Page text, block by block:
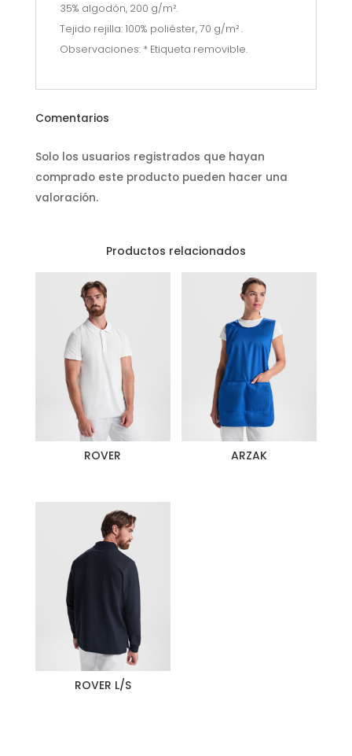
35% algodón, 200 g/m².
Tejido rejilla: 100% poliéster, 70 g/m² .
Observaciones: * Etiqueta removible.
Comentarios
Solo los usuarios registrados que hayan
comprado este producto pueden hacer una
valoración.
Productos relacionados
ROVER ARZAK
ROVER L/S